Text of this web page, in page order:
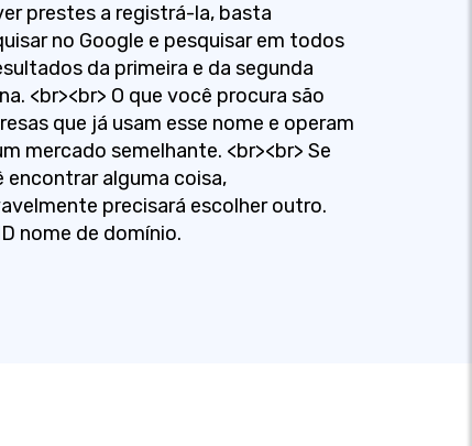
prestes a registrá-la, basta
no Google e pesquisar em todos
da primeira e da segunda
<br><br> O que você procura são
que já usam esse nome e operam
mercado semelhante. <br><br> Se
encontrar alguma coisa,
precisará escolher outro.
nome de domínio.